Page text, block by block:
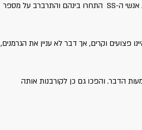
היו גם גרמנים לצדי השורות שירו בכל מי שניסה לברוח או לעצור. אנשי ה-SS  התחרו בינהם והתרברב על מספר
פצועים וקרים, אך דבר לא עניין את הגרמנים,
הדבר. והפכו גם כן לקורבנות אותה